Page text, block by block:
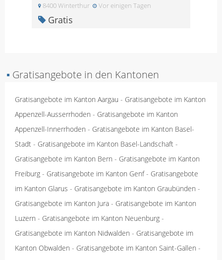
8400 Winterthur Vor einigen Tagen
Gratis
▪ Gratisangebote in den Kantonen
Gratisangebote im Kanton Aargau - Gratisangebote im Kanton
Appenzell-Ausserrhoden - Gratisangebote im Kanton
Appenzell-Innerrhoden - Gratisangebote im Kanton Basel-
Stadt - Gratisangebote im Kanton Basel-Landschaft -
Gratisangebote im Kanton Bern - Gratisangebote im Kanton
Freiburg - Gratisangebote im Kanton Genf- Gratisangebote
im Kanton Glarus - Gratisangebote im Kanton Graubünden -
Gratisangebote im Kanton Jura - Gratisangebote im Kanton
Luzern - Gratisangebote im Kanton Neuenburg -
Gratisangebote im Kanton Nidwalden - Gratisangebote im
Kanton Obwalden - Gratisangebote im Kanton Saint-Gallen -